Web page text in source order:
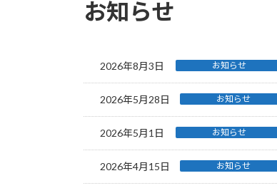
お知らせ
2026年8月3日 お知らせ
2026年5月28日 お知らせ
2026年5月1日 お知らせ
2026年4月15日 お知らせ